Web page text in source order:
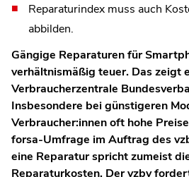
Reparaturindex muss auch
abbilden.
Gängige Reparaturen für
verhältnismäßig teuer. Das zeigt
Verbraucherzentrale
Insbesondere bei günstigeren
Verbraucher:innen oft hohe
forsa-Umfrage im Auftrag des
eine Reparatur spricht zumeist
Reparaturkosten. Der vzbv